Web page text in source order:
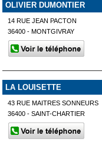
OLIVIER DUMONTIER
14 RUE JEAN PACTON
36400 - MONTGIVRAY
LA LOUISETTE
43 RUE MAITRES SONNEURS
36400 - SAINT-CHARTIER